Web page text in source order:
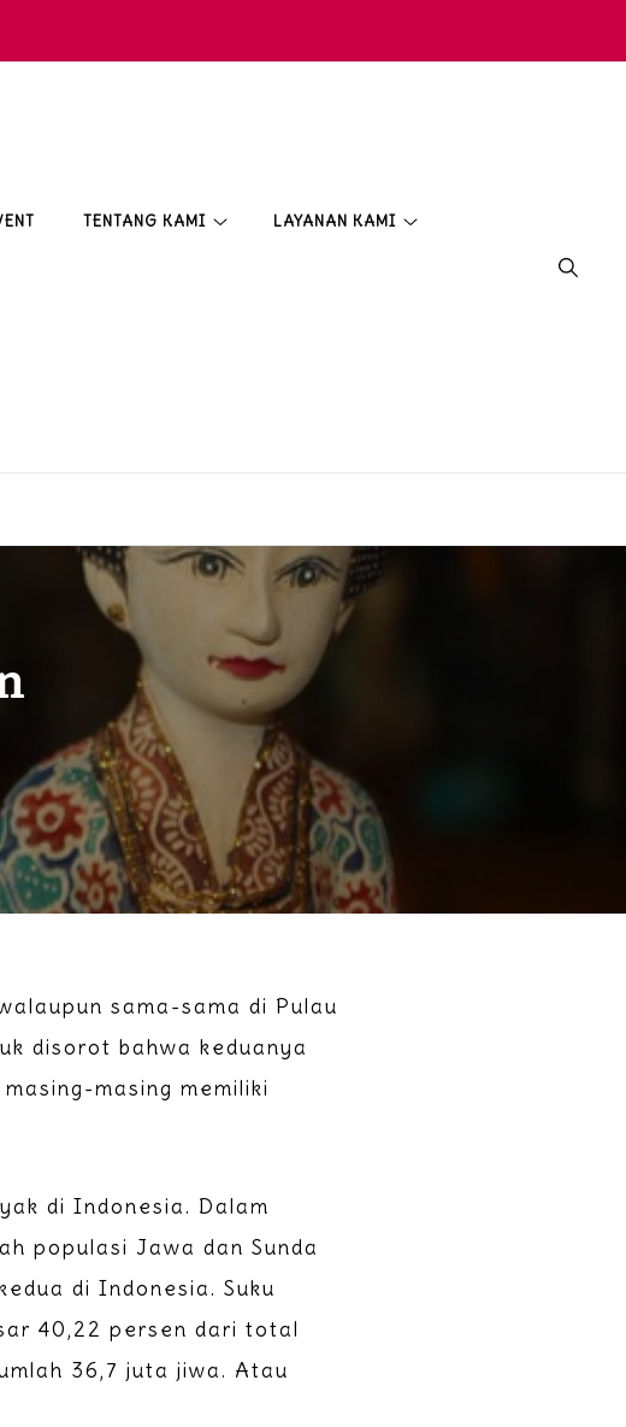
TENTANG KAMI LAYANAN KAMI
sama-sama di Pulau
disorot bahwa keduanya
masing memiliki
di Indonesia. Dalam
populasi Jawa dan Sunda
di Indonesia. Suku
40,22 persen dari total
36,7 juta jiwa. Atau